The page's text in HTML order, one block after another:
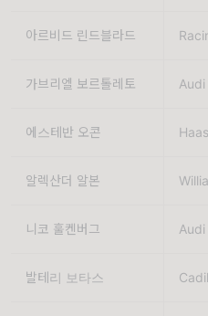
아르비드 린드블라드
가브리엘 보르톨레토 Audi
에스테반 오콘
알렉산더 알본
니코 훌켄버그 Audi
발테리 보타스